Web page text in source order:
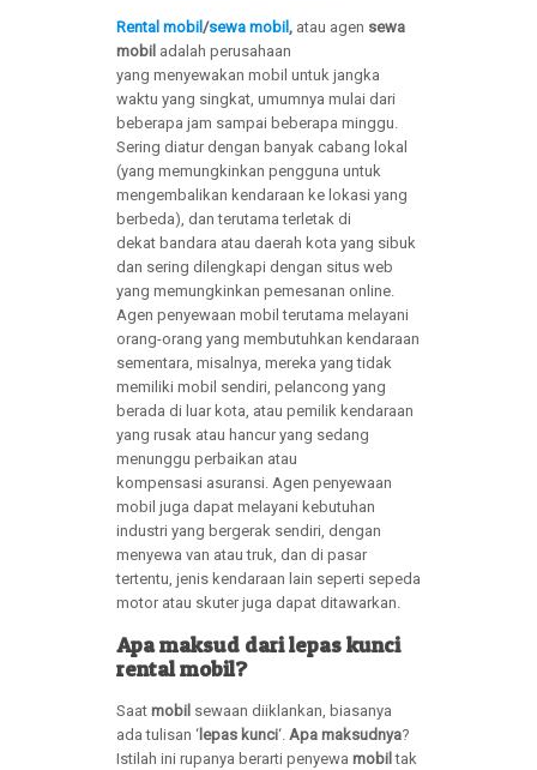
Rental mobil /sewa mobil ,atau agen sewa
mobil adalah perusahaan
yang menyewakan mobil untuk jangka
waktu yang singkat, umumnya mulai dari
beberapa jam sampai beberapa minggu.
Sering diatur dengan banyak cabang lokal
(yang memungkinkan pengguna untuk
mengembalikan kendaraan ke lokasi yang
berbeda), dan terutama terletak di
dekat bandara atau daerah kota yang sibuk
dan sering dilengkapi dengan situs web
yang memungkinkan pemesanan online.
Agen penyewaan mobil terutama melayani
orang-orang yang membutuhkan kendaraan
sementara, misalnya, mereka yang tidak
memiliki mobil sendiri, pelancong yang
berada di luar kota, atau pemilik kendaraan
yang rusak atau hancur yang sedang
menunggu perbaikan atau
kompensasi asuransi. Agen penyewaan
mobil juga dapat melayani kebutuhan
industri yang bergerak sendiri, dengan
menyewa van atau truk, dan di pasar
tertentu, jenis kendaraan lain seperti sepeda
motor atau skuter juga dapat ditawarkan.
Apa maksud dari lepas kunci
rental mobil?
Saat mobil sewaan diiklankan, biasanya
ada tulisan ‘lepas kunci‘. Apa maksudnya?
Istilah ini rupanya berarti penyewa mobil tak